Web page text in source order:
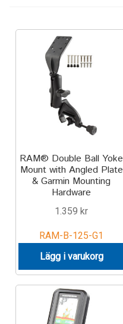
Laptop
Microphone
Phone
Spotlight
Tablet
MONTERINGSLÖSNING
Components
Mounts with Holder
RAM® Double Ball Yoke
Mount with Angled Plate
& Garmin Mounting
Hardware
1.359 kr
RAM-B-125-G1
Lägg i varukorg